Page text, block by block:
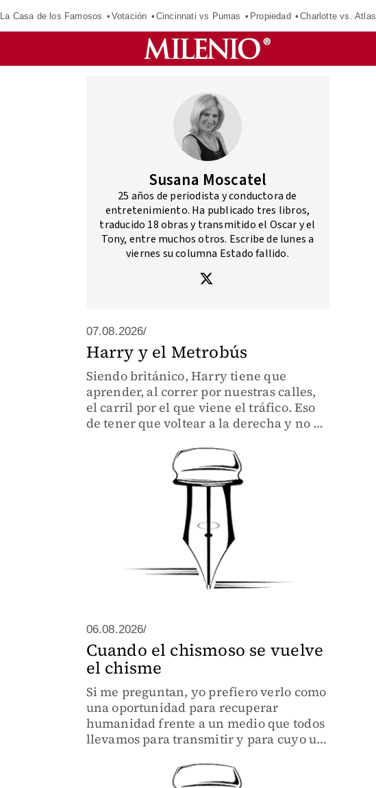
La Casa de los Famosos Votación Cincinnati vs Pumas Propiedad Charlotte vs. Atlas
Susana Moscatel
25 años de periodista y conductora de
entretenimiento. Ha publicado tres libros,
traducido 18 obras y transmitido el Oscar y el
Tony, entre muchos otros. Escribe de lunes a
viernes su columna Estado fallido.
07.08.2026/
Harry y el Metrobús
Siendo británico, Harry tiene que
aprender, al correr por nuestras calles,
el carril por el que viene el tráfico. Eso
de tener que voltear a la derecha y no a
06.08.2026/
Cuando el chismoso se vuelve
el chisme
Si me preguntan, yo prefiero verlo como
una oportunidad para recuperar
humanidad frente a un medio que todos
llevamos para transmitir y para cuyo uso